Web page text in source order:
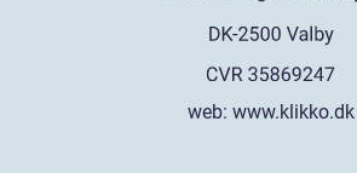
web: www.klikko.dk